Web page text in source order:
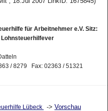
für Arbeitnehmer e.V. Sitz:
Lohnsteuerhilfever
/ 8279 Fax: 02363 / 51321
Lübeck -> Vorschau